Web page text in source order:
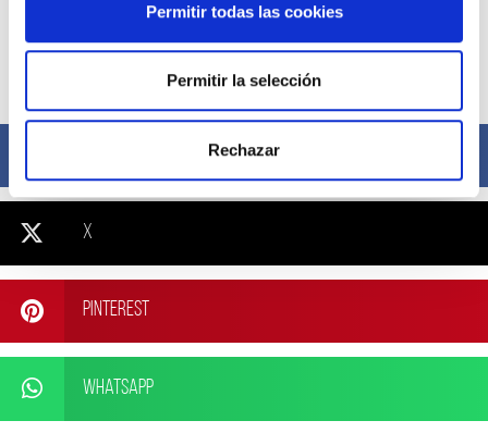
Permitir todas las cookies
Permitir la selección
Rechazar
Compártelo ahora
X
Pinterest
WhatsApp